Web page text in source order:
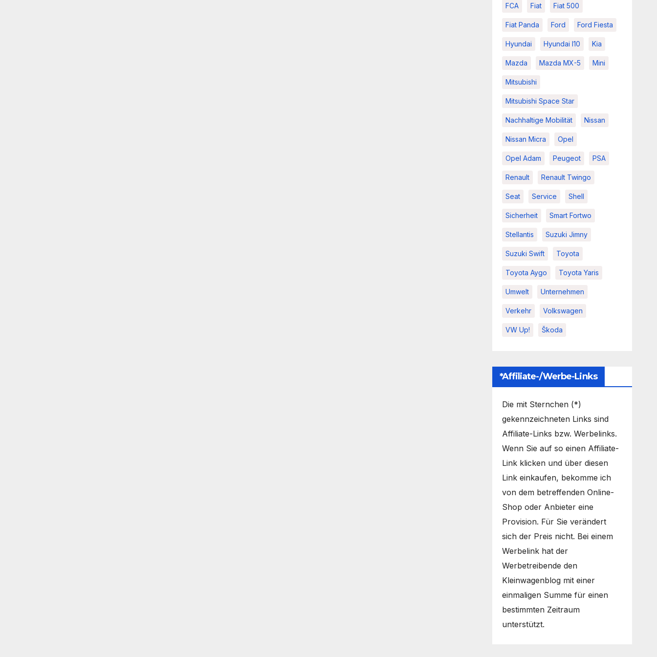
FCA Fiat Fiat 500
Fiat Panda Ford Ford Fiesta
Hyundai Hyundai I10 Kia
Mazda Mazda MX-5 Mini
Mitsubishi
Mitsubishi Space Star
Nachhaltige Mobilität Nissan
Nissan Micra Opel
Opel Adam Peugeot PSA
Renault Renault Twingo
Seat Service Shell
Sicherheit Smart Fortwo
Stellantis Suzuki Jimny
Suzuki Swift Toyota
Toyota Aygo Toyota Yaris
Umwelt Unternehmen
Verkehr Volkswagen
VW Up! Škoda
*Affiliate-/Werbe-Links
Die mit Sternchen (*)
gekennzeichneten Links sind
Affiliate-Links bzw. Werbelinks.
Wenn Sie auf so einen Affiliate-
Link klicken und über diesen
Link einkaufen, bekomme ich
von dem betreffenden Online-
Shop oder Anbieter eine
Provision. Für Sie verändert
sich der Preis nicht. Bei einem
Werbelink hat der
Werbetreibende den
Kleinwagenblog mit einer
einmaligen Summe für einen
bestimmten Zeitraum
unterstützt.